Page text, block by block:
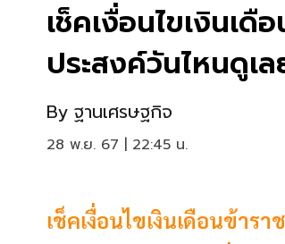
เช็คเงื่อนไขเงินเ
ประสงค์วันไหนดูเล
By ฐานเศรษฐกิจ
28 พ.ย. 67 | 22:45 น.
เช็คเงื่อนไขเงินเดือนข้า